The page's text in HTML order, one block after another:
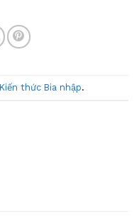
Kiến thức Bia nhập.